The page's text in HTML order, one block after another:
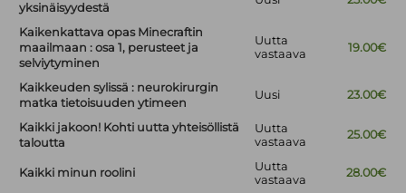
yksinäisyydestä
Kaikenkattava opas Minecraftin
maailmaan : osa 1, perusteet ja
selviytyminen
Uutta
vastaava
19.00€
Kaikkeuden sylissä : neurokirurgin
matka tietoisuuden ytimeen
Uusi 23.00€
Kaikki jakoon! Kohti uutta yhteisöllistä
taloutta
Uutta
vastaava
25.00€
Kaikki minun roolini
Uutta
vastaava
28.00€